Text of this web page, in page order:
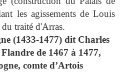
les agissements de Louis
traité d'Arras.
(1433-1477) dit Charles
de 1467 à 1477,
comte d’Artois